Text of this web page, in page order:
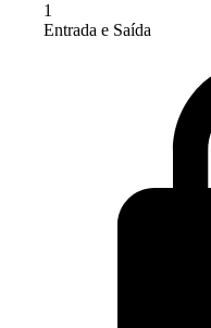
1
Entrada e Saída